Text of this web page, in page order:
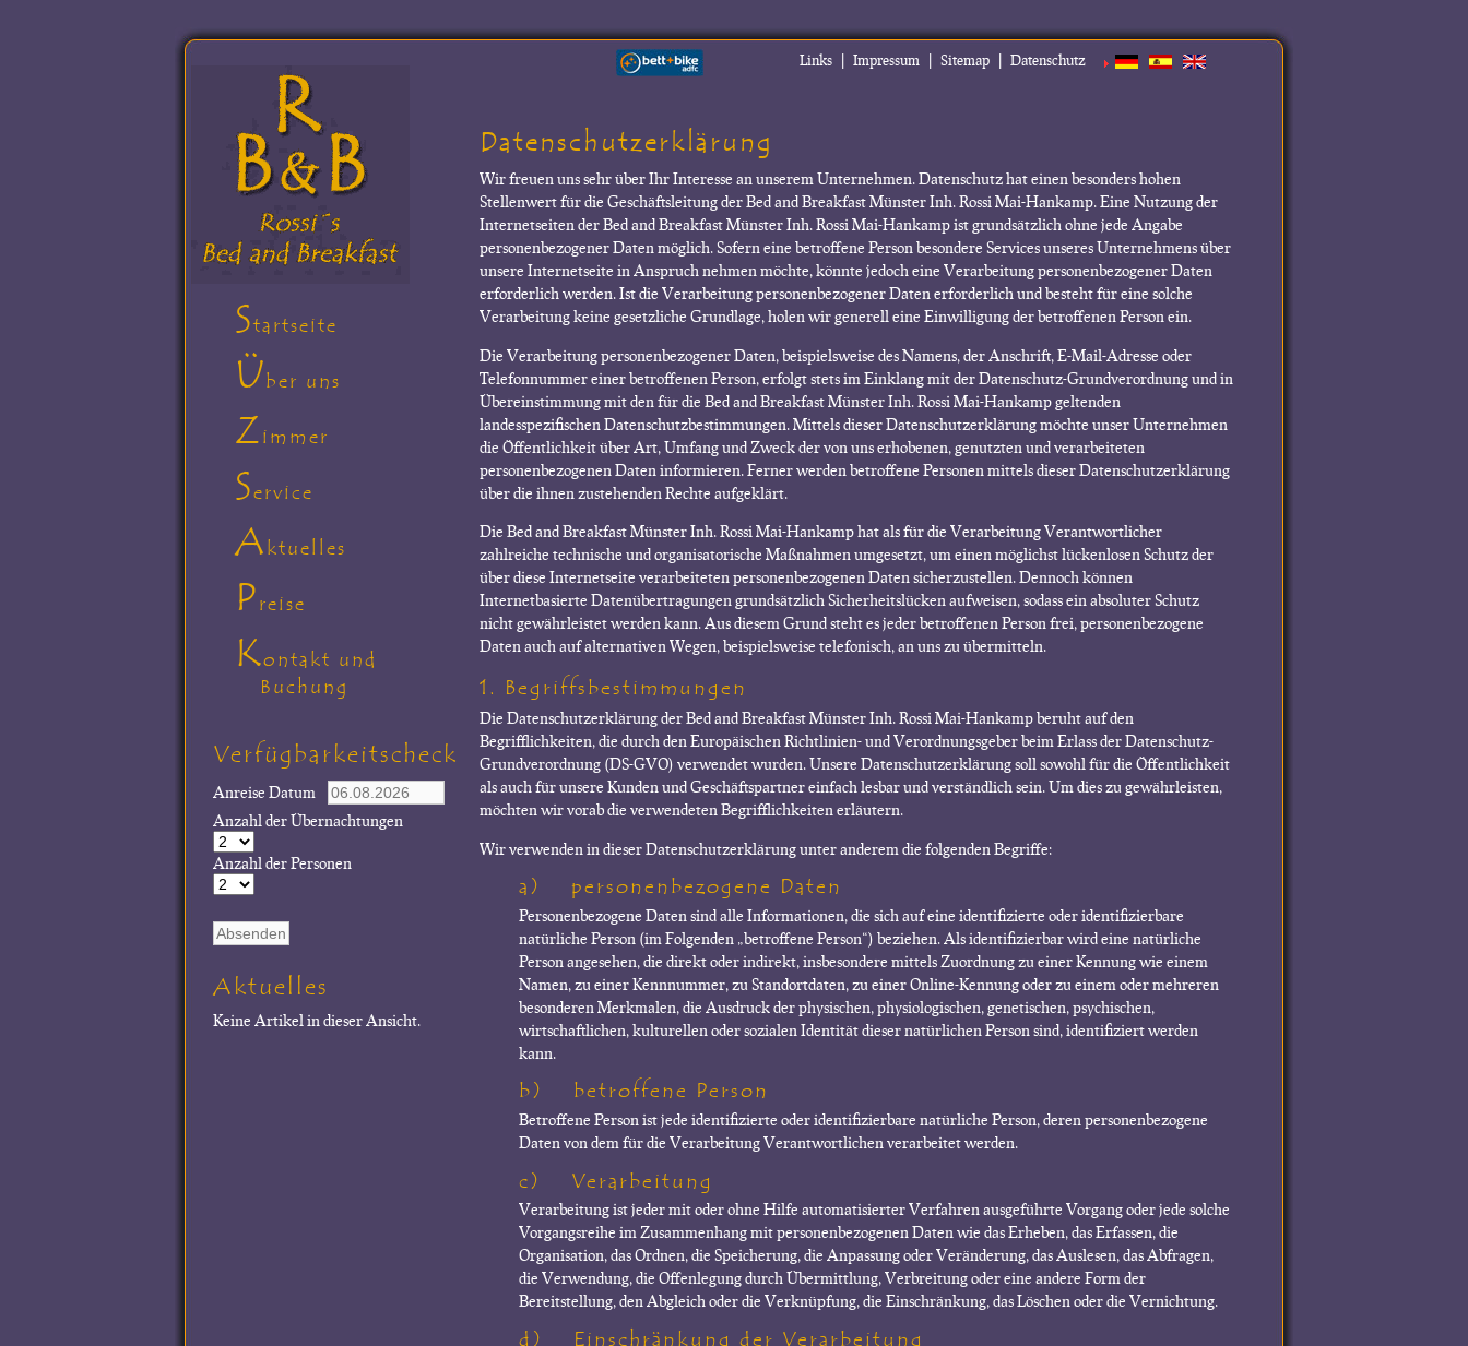
Links | Impressum | Sitemap | Datenschutz
Datenschutzerklärung
Wir freuen uns sehr über Ihr Interesse an unserem Unternehmen. Datenschutz hat einen besonders hohen
Stellenwert für die Geschäftsleitung der Bed and Breakfast Münster Inh. Rossi Mai-Hankamp. Eine Nutzung der
Internetseiten der Bed and Breakfast Münster Inh. Rossi Mai-Hankamp ist grundsätzlich ohne jede Angabe
personenbezogener Daten möglich. Sofern eine betroffene Person besondere Services unseres Unternehmens über
unsere Internetseite in Anspruch nehmen möchte, könnte jedoch eine Verarbeitung personenbezogener Daten
erforderlich werden. Ist die Verarbeitung personenbezogener Daten erforderlich und besteht für eine solche
Verarbeitung keine gesetzliche Grundlage, holen wir generell eine Einwilligung der betroffenen Person ein.
Die Verarbeitung personenbezogener Daten, beispielsweise des Namens, der Anschrift, E-Mail-Adresse oder
Telefonnummer einer betroffenen Person, erfolgt stets im Einklang mit der Datenschutz-Grundverordnung und in
Übereinstimmung mit den für die Bed and Breakfast Münster Inh. Rossi Mai-Hankamp geltenden
landesspezifischen Datenschutzbestimmungen. Mittels dieser Datenschutzerklärung möchte unser Unternehmen
die Öffentlichkeit über Art, Umfang und Zweck der von uns erhobenen, genutzten und verarbeiteten
personenbezogenen Daten informieren. Ferner werden betroffene Personen mittels dieser Datenschutzerklärung
über die ihnen zustehenden Rechte aufgeklärt.
Die Bed and Breakfast Münster Inh. Rossi Mai-Hankamp hat als für die Verarbeitung Verantwortlicher
zahlreiche technische und organisatorische Maßnahmen umgesetzt, um einen möglichst lückenlosen Schutz der
über diese Internetseite verarbeiteten personenbezogenen Daten sicherzustellen. Dennoch können
Internetbasierte Datenübertragungen grundsätzlich Sicherheitslücken aufweisen, sodass ein absoluter Schutz
nicht gewährleistet werden kann. Aus diesem Grund steht es jeder betroffenen Person frei, personenbezogene
Daten auch auf alternativen Wegen, beispielsweise telefonisch, an uns zu übermitteln.
1. Begriffsbestimmungen
Die Datenschutzerklärung der Bed and Breakfast Münster Inh. Rossi Mai-Hankamp beruht auf den
Begrifflichkeiten, die durch den Europäischen Richtlinien- und Verordnungsgeber beim Erlass der Datenschutz-
Grundverordnung (DS-GVO) verwendet wurden. Unsere Datenschutzerklärung soll sowohl für die Öffentlichkeit
als auch für unsere Kunden und Geschäftspartner einfach lesbar und verständlich sein. Um dies zu gewährleisten,
möchten wir vorab die verwendeten Begrifflichkeiten erläutern.
Wir verwenden in dieser Datenschutzerklärung unter anderem die folgenden Begriffe:
a) personenbezogene Daten
Personenbezogene Daten sind alle Informationen, die sich auf eine identifizierte oder identifizierbare
natürliche Person (im Folgenden „betroffene Person“) beziehen. Als identifizierbar wird eine natürliche
Person angesehen, die direkt oder indirekt, insbesondere mittels Zuordnung zu einer Kennung wie einem
Namen, zu einer Kennnummer, zu Standortdaten, zu einer Online-Kennung oder zu einem oder mehreren
besonderen Merkmalen, die Ausdruck der physischen, physiologischen, genetischen, psychischen,
wirtschaftlichen, kulturellen oder sozialen Identität dieser natürlichen Person sind, identifiziert werden
kann.
b) betroffene Person
Betroffene Person ist jede identifizierte oder identifizierbare natürliche Person, deren personenbezogene
Daten von dem für die Verarbeitung Verantwortlichen verarbeitet werden.
c) Verarbeitung
Verarbeitung ist jeder mit oder ohne Hilfe automatisierter Verfahren ausgeführte Vorgang oder jede solche
Vorgangsreihe im Zusammenhang mit personenbezogenen Daten wie das Erheben, das Erfassen, die
Organisation, das Ordnen, die Speicherung, die Anpassung oder Veränderung, das Auslesen, das Abfragen,
die Verwendung, die Offenlegung durch Übermittlung, Verbreitung oder eine andere Form der
Bereitstellung, den Abgleich oder die Verknüpfung, die Einschränkung, das Löschen oder die Vernichtung.
d) Einschränkung der Verarbeitung
Startseite
Über uns
Zimmer
Service
Aktuelles
Preise
Kontakt und
Buchung
Verfügbarkeitscheck
Anreise Datum
Anzahl der Übernachtungen
Anzahl der Personen
Aktuelles
Keine Artikel in dieser Ansicht.